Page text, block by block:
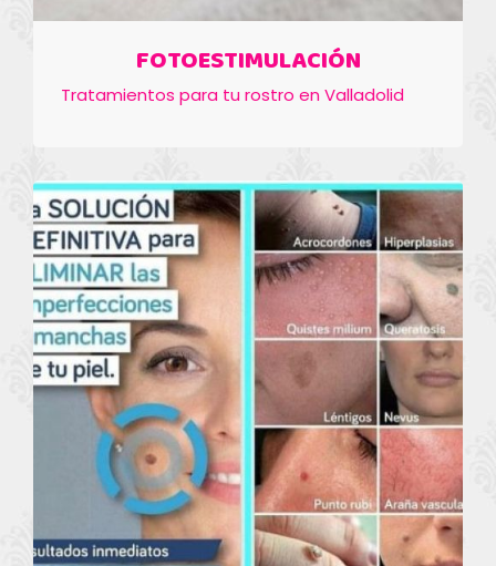
FOTOESTIMULACIÓN
Tratamientos para tu rostro en Valladolid